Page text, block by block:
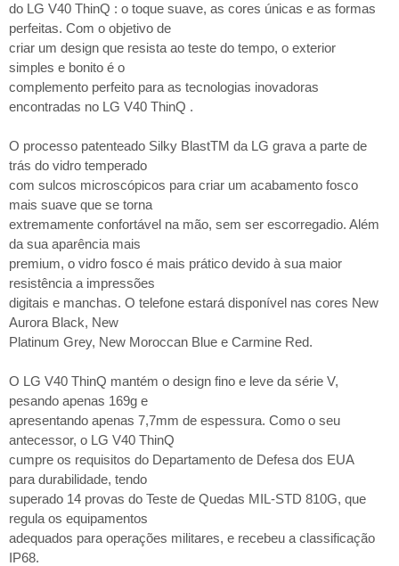
do LG V40 ThinQ : o toque suave, as cores únicas e as formas
perfeitas. Com o objetivo de
criar um design que resista ao teste do tempo, o exterior
simples e bonito é o
complemento perfeito para as tecnologias inovadoras
encontradas no LG V40 ThinQ .
O processo patenteado Silky BlastTM da LG grava a parte de
trás do vidro temperado
com sulcos microscópicos para criar um acabamento fosco
mais suave que se torna
extremamente confortável na mão, sem ser escorregadio. Além
da sua aparência mais
premium, o vidro fosco é mais prático devido à sua maior
resistência a impressões
digitais e manchas. O telefone estará disponível nas cores New
Aurora Black, New
Platinum Grey, New Moroccan Blue e Carmine Red.
O LG V40 ThinQ mantém o design fino e leve da série V,
pesando apenas 169g e
apresentando apenas 7,7mm de espessura. Como o seu
antecessor, o LG V40 ThinQ
cumpre os requisitos do Departamento de Defesa dos EUA
para durabilidade, tendo
superado 14 provas do Teste de Quedas MIL-STD 810G, que
regula os equipamentos
adequados para operações militares, e recebeu a classificação
IP68.